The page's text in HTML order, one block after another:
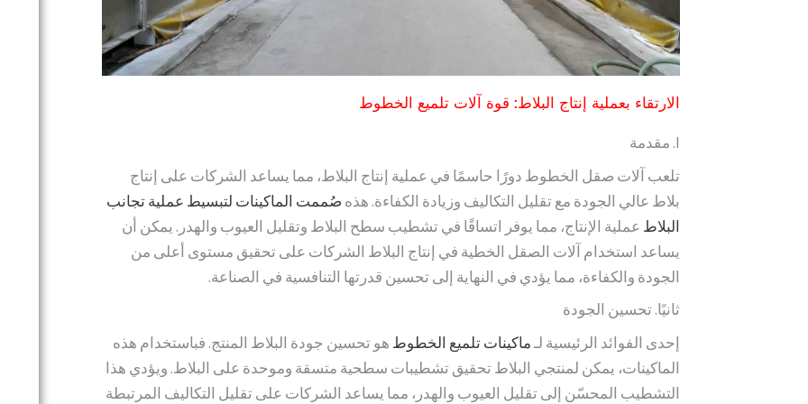
الارتقاء بعملية إنتاج البلاط: قوة آلات تلميع الخطوط
I. مقدمة
تلعب آلات صقل الخطوط دورًا حاسمًا في عملية إنتاج البلاط، مما يساعد الشركات على إنتاج
بلاط عالي الجودة مع تقليل التكاليف وزيادة الكفاءة. هذهصُممت الماكينات لتبسيط عملية تجانب
البلاط عملية الإنتاج، مما يوفر اتساقًا في تشطيب سطح البلاط وتقليل العيوب والهدر. يمكن أن
يساعد استخدام آلات الصقل الخطية في إنتاج البلاط الشركات على تحقيق مستوى أعلى من
الجودة والكفاءة، مما يؤدي في النهاية إلى تحسين قدرتها التنافسية في الصناعة.
ثانيًا. تحسين الجودة
إحدى الفوائد الرئيسية لـماكينات تلميع الخطوط هو تحسين جودة البلاط المنتج. فباستخدام هذه
الماكينات، يمكن لمنتجي البلاط تحقيق تشطيبات سطحية متسقة وموحدة على البلاط. ويؤدي هذا
التشطيب المحسّن إلى تقليل العيوب والهدر، مما يساعد الشركات على تقليل التكاليف المرتبطة